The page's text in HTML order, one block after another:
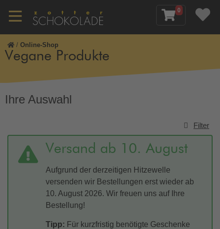
0
/ Online-Shop
Vegane Produkte
Versand ab 10. August
Aufgrund der derzeitigen Hitzewelle
versenden wir Bestellungen erst wieder ab
10. August 2026. Wir freuen uns auf Ihre
Bestellung!
Tipp: Für kurzfristig benötigte Geschenke
Ihre Auswahl
Filter